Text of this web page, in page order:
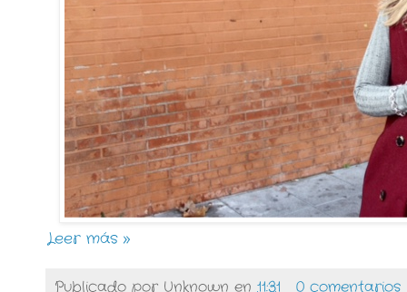
Leer más »
Publicado por Unknown en 11:31
0 comentarios